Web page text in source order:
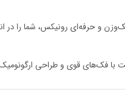
و حرفه‌ای رونیکس، شما را